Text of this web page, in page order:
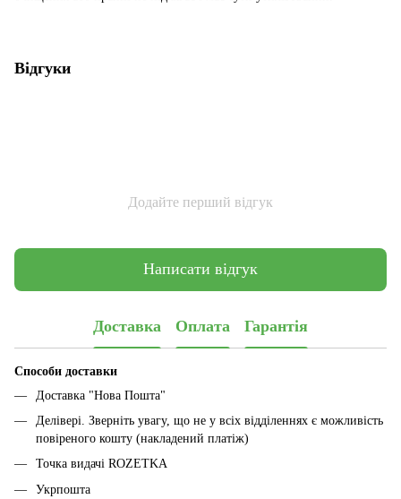
Відгуки
Додайте перший відгук
Написати відгук
Доставка Оплата Гарантія
Способи доставки
Доставка "Нова Пошта"
Делівері. Зверніть увагу, що не у всіх відділеннях є можливість
повіреного кошту (накладений платіж)
Точка видачі ROZETKA
Укрпошта